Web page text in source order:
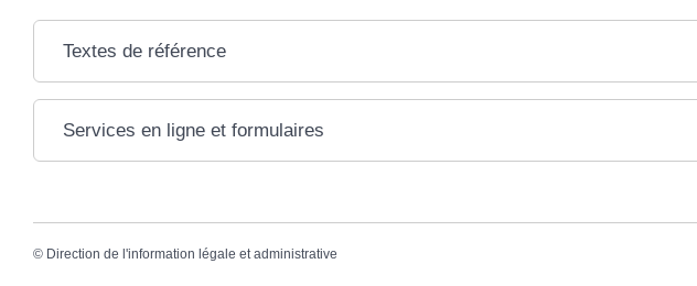
Textes de référence
Services en ligne et formulaires
© Direction de l'information légale et administrative